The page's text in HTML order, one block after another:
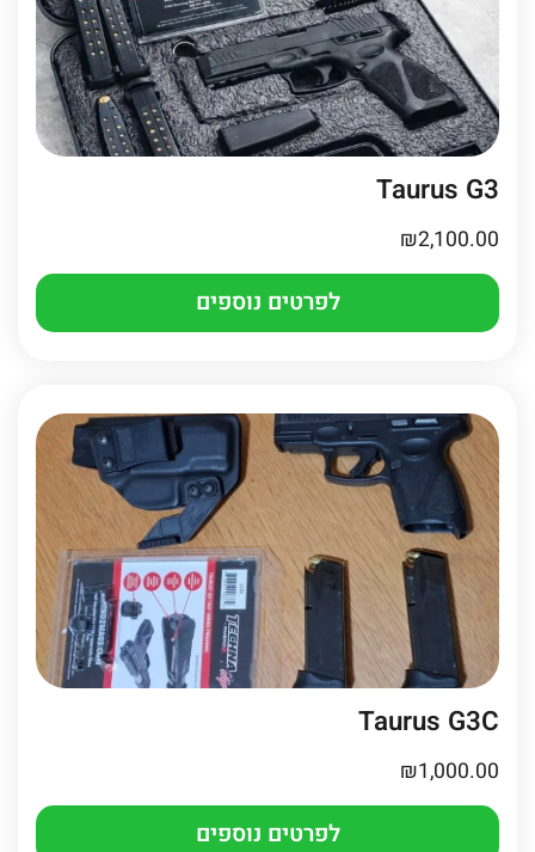
Taurus G3
₪2,100.00
לפרטים נוספים
Taurus G3C
₪1,000.00
לפרטים נוספים